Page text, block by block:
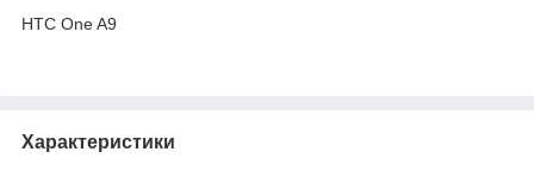
HTC One A9
Характеристики